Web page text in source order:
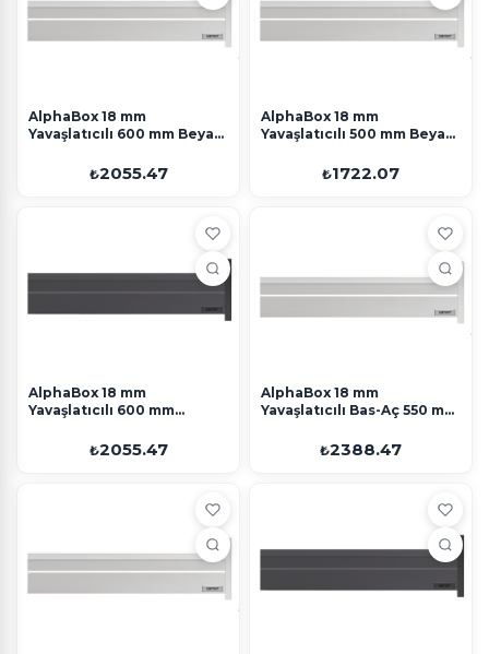
AlphaBox 18 mm
Yavaşlatıcılı 600 mm Beyaz
₺2055.47
AlphaBox 18 mm
Yavaşlatıcılı 500 mm Beyaz
₺1722.07
AlphaBox 18 mm
Yavaşlatıcılı 600 mm
₺2055.47
AlphaBox 18 mm
Yavaşlatıcılı Bas-Aç 550 mm
₺2388.47